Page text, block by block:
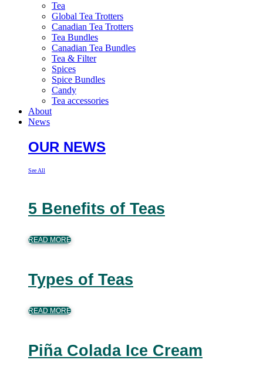
Tea
Global Tea Trotters
Canadian Tea Trotters
Tea Bundles
Canadian Tea Bundles
Tea & Filter
Spices
Spice Bundles
Candy
Tea accessories
About
News
OUR NEWS
See All
5 Benefits of Teas
READ MORE
Types of Teas
READ MORE
Piña Colada Ice Cream